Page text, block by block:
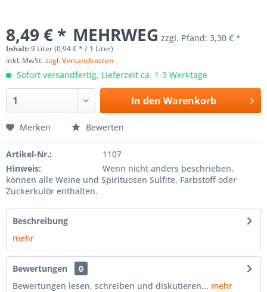
8,49 € * MEHRWEG zzgl. Pfand: 3,30 € *
Inhalt:9 Liter (0,94 € * / 1 Liter)
inkl. MwSt.zzgl. Versandkosten
Sofort versandfertig, Lieferzeit ca. 1-3 Werktage
In den Warenkorb
Merken Bewerten
Artikel-Nr.:
1107
Hinweis:
Wenn nicht anders beschrieben,
können alle Weine und Spirituosen Sulfite, Farbstoff oder
Zuckerkulör enthalten.
Beschreibung
mehr
Bewertungen
0
Bewertungen lesen, schreiben und diskutieren... mehr